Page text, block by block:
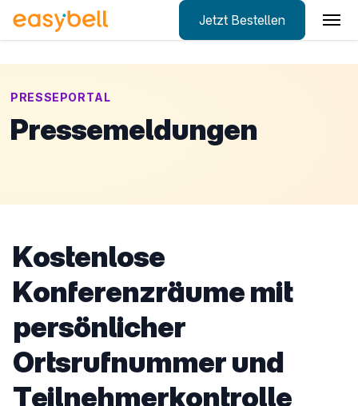
Jetzt Bestellen
PRESSEPORTAL
Pressemeldungen
Kostenlose
Konferenzräume mit
persönlicher
Ortsrufnummer und
Teilnehmerkontrolle